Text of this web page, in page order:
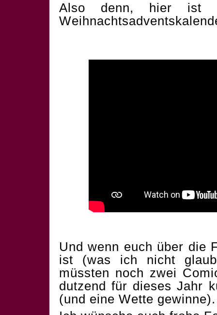
Also denn, hier ist
Und wenn euch über die
ist (was ich nicht
müssten noch zwei
dutzend für dieses Jahr
(und eine Wette